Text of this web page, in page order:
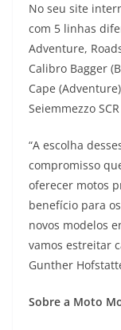
No seu site
com 5 linhas
Adventure,
Calibro Bagger
Cape
Seiemmezzo
“A escolha
compromisso
oferecer motos
benefício para
novos modelos
vamos estreitar
Gunther
Sobre a Moto